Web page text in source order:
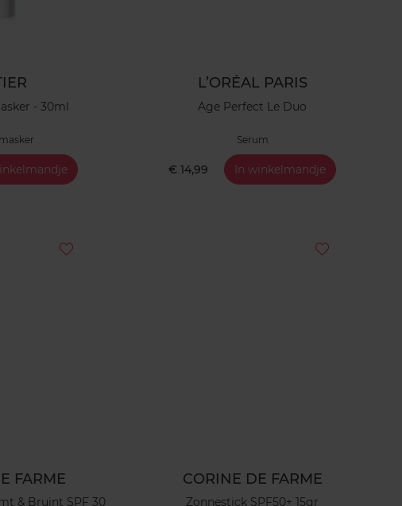
- 30ml
L’ORÉAL PARIS
Age Perfect Le Duo
Serum
€ 14,99 In winkelmandje
FARME
& Bruint SPF 30
CORINE DE FARME
Zonnestick SPF50+ 15gr